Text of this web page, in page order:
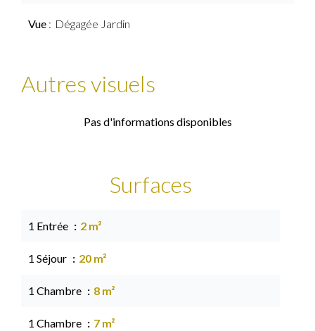
Vue Dégagée Jardin
Autres visuels
Pas d'informations disponibles
Surfaces
1 Entrée 2 m²
1 Séjour 20 m²
1 Chambre 8 m²
1 Chambre 7 m²